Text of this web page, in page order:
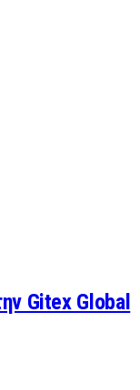
Gitex Global